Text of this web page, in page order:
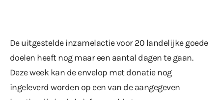
De uitgestelde inzamelactie voor 20 landelijke goede
doelen heeft nog maar een aantal dagen te gaan.
Deze week kan de envelop met donatie nog
ingeleverd worden op een van de aangegeven